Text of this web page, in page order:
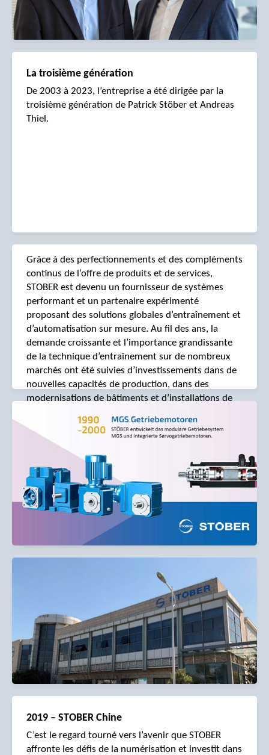
La troisième génération
De 2003 à 2023, l’entreprise a été dirigée par la
troisième génération de Patrick Stöber et Andreas
Thiel.
Grâce à des perfectionnements et des compléments
continus de l’offre de produits et de services,
STOBER est devenu un fournisseur de systèmes
performant et un partenaire expérimenté
proposant des solutions globales d’entraînement et
d’automatisation sur mesure. Au fil des ans, la
demande croissante et l’importance grandissante
de la technique d’entraînement sur de nombreux
marchés ont été suivies d’investissements dans de
nouvelles capacités de production, dans des
modernisations de bâtiments et d’installations de
STOBER.
2019 – STOBER Chine
C’est le regard tourné vers l’avenir que STOBER
affronte les défis de la numérisation et investit dans